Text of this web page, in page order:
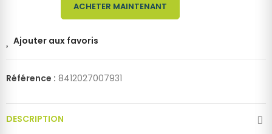
ACHETER MAINTENANT
Ajouter aux favoris
Référence : 8412027007931
DESCRIPTION